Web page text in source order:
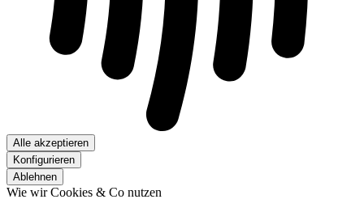
Alle akzeptieren
Konfigurieren
Ablehnen
Wie wir Cookies & Co nutzen